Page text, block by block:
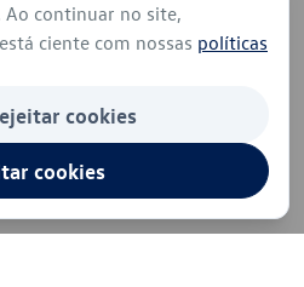
Ao continuar no site,
ciente com nossas políticas
cookies
cookies